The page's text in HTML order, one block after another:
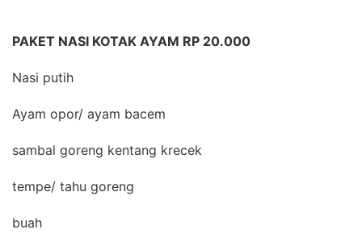
PAKET NASI KOTAK AYAM RP 20.000
Nasi putih
Ayam opor/ ayam bacem
sambal goreng kentang krecek
tempe/ tahu goreng
buah